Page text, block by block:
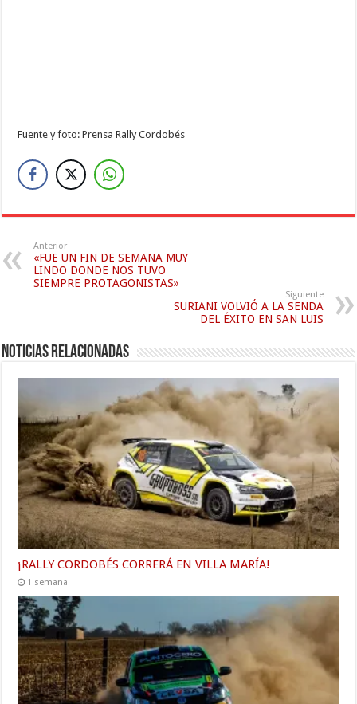
Fuente y foto: Prensa Rally Cordobés
Anterior
«FUE UN FIN DE SEMANA MUY
LINDO DONDE NOS TUVO
SIEMPRE PROTAGONISTAS»
Siguiente
SURIANI VOLVIÓ A LA SENDA
DEL ÉXITO EN SAN LUIS
Noticias relacionadas
¡RALLY CORDOBÉS CORRERÁ EN VILLA MARÍA!
1 semana